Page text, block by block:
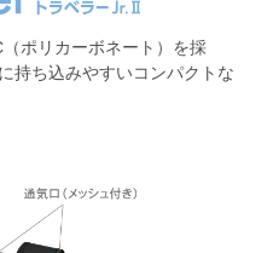
ポリカーボネート）を採
持ち込みやすいコンパクトな